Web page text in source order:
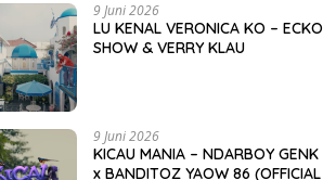
9 Juni 2026
LU KENAL VERONICA KO – ECKO
SHOW & VERRY KLAU
9 Juni 2026
KICAU MANIA – NDARBOY GENK
x BANDITOZ YAOW 86 (OFFICIAL